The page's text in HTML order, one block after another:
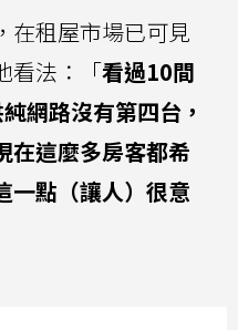
在租屋市場已可見
看法：「看過10間
網路沒有第四台，
在這麼多房客都希
一點（讓人）很意